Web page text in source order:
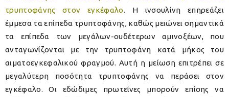
τρυπτοφάνης στον εγκέφαλο. Η ινσουλίνη επηρεάζει
έμμεσα τα επίπεδα τρυπτοφάνης, καθώς μειώνει σημαντικά
τα επίπεδα των μεγάλων-ουδέτερων αμινοξέων, που
ανταγωνίζονται με την τρυπτοφάνη κατά μήκος του
αιματοεγκεφαλικού φραγμού. Αυτή η μείωση επιτρέπει σε
μεγαλύτερη ποσότητα τρυπτοφάνης να περάσει στον
εγκέφαλο. Οι εδώδιμες πρωτεΐνες μπορούν επίσης να